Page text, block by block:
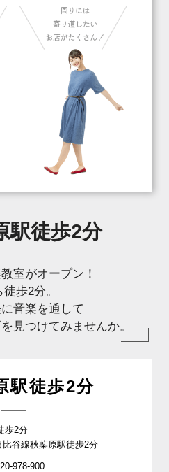
駅徒歩2分
室がオープン！
歩2分。
音楽を通して
見つけてみませんか。
駅徒歩2分
歩2分
谷線秋葉原駅徒歩2分
978-900